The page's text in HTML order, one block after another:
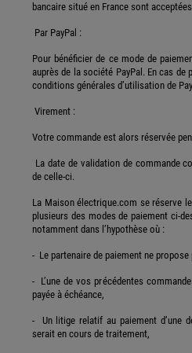
bancaire situé en France sont
Par PayPal :
Pour bénéficier de ce mode de
auprès de la société PayPal. En cas de
conditions générales d’utilisation de
Virement :
Votre commande est alors réservée
La date de validation de commande
de celle-ci.
La Maison électrique.com se réserve
plusieurs des modes de paiement ci-
notamment dans l’hypothèse où :
- Le partenaire de paiement ne
- L’une de vos précédentes
payée à échéance,
- Un litige relatif au paiement d’une
serait en cours de traitement,